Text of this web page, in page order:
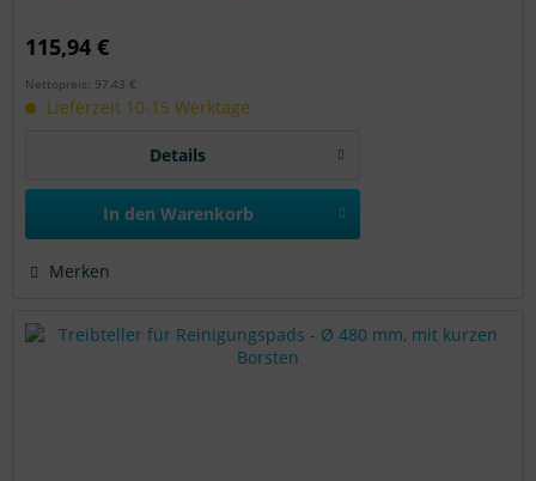
115,94 €
Nettopreis: 97,43 €
Lieferzeit 10-15 Werktage
Details
In den Warenkorb
Merken